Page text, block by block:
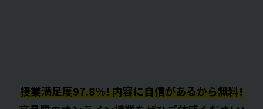
授業満足度97.8%! 内容に自信があるから無料!